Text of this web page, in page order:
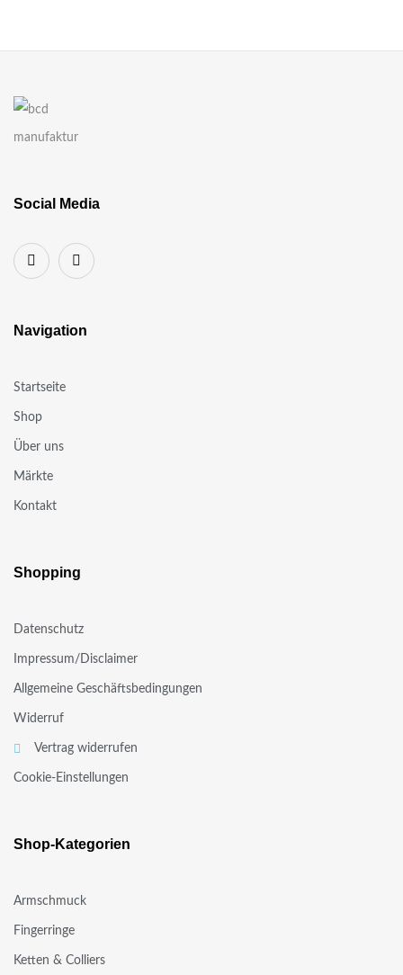
Social Media
Navigation
Startseite
Shop
Über uns
Märkte
Kontakt
Shopping
Datenschutz
Impressum/Disclaimer
Allgemeine Geschäftsbedingungen
Widerruf
Vertrag widerrufen
Cookie-Einstellungen
Shop-Kategorien
Armschmuck
Fingerringe
Ketten & Colliers